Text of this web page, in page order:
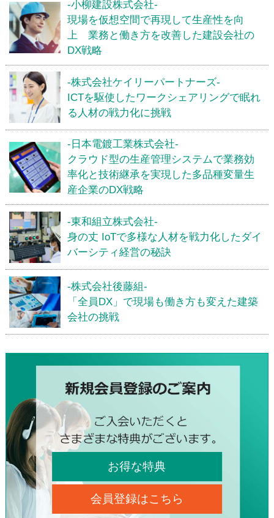
-小柳建設株式会社-
現場を仮想空間で再現して生産性を向
上 業務と働き方を改善した建設会社の
DX戦略
-株式会社ケイリーパートナーズ-
ICTを駆使したワークシェアリングで眠れ
る人材の戦力化に挑戦
-日本電鍍工業株式会社-
クラウド型の生産管理システムで業務効
率化と技術継承を実現した多品種変量生
産企業のDX戦略
-東和組立株式会社-
身の丈 IoTで多様な人材を戦力化したダイ
バーシティ経営の秘訣
-株式会社後藤組-
「全員DX」で現場も働き方も変えた建築
会社の挑戦
お得な特典
会員登録はこちら